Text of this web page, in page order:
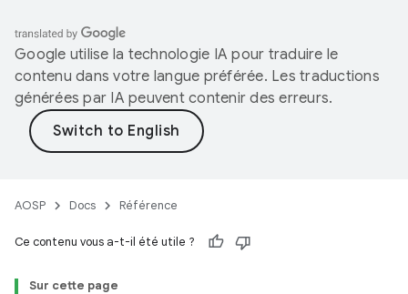
Google utilise la technologie IA pour traduire le
contenu dans votre langue préférée. Les traductions
générées par IA peuvent contenir des erreurs.
AOSP Docs Référence
Ce contenu vous a-t-il été utile ?
Sur cette page